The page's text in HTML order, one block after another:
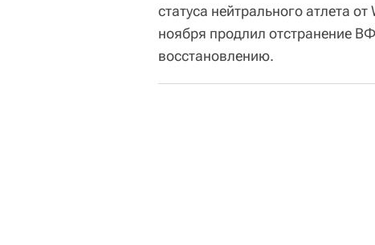
статуса нейтрального атлета
ноября продлил отстранение
восстановлению.